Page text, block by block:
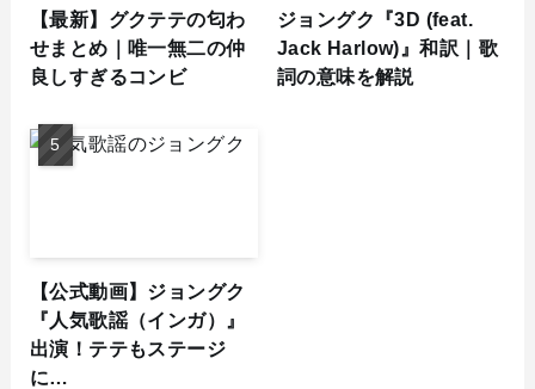
【最新】グクテテの匂わ
せまとめ｜唯一無二の仲
良しすぎるコンビ
ジョングク『3D (feat.
Jack Harlow)』和訳｜歌
詞の意味を解説
【公式動画】ジョングク
『人気歌謡（インガ）』
出演！テテもステージ
に…